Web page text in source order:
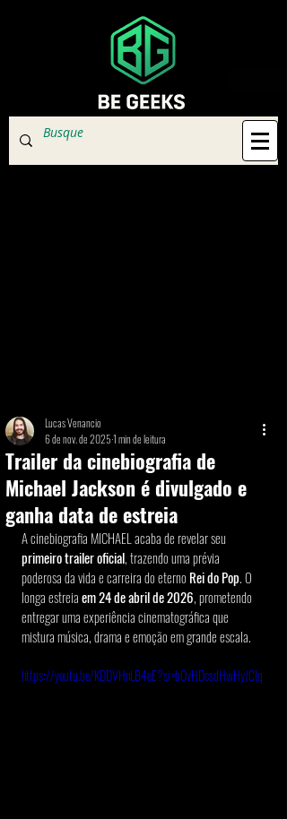
Trailer da cinebiografia de
Michael Jackson é divulgado e
ganha data de estreia
Lucas Venancio
6 de nov. de 20251 min de leitura
A cinebiografia MICHAEL acaba de revelar seu
primeiro trailer oficial, trazendo uma prévia
poderosa da vida e carreira do eterno Rei do Pop. O
longa estreia em 24 de abril de 2026, prometendo
entregar uma experiência cinematográfica que
mistura música, drama e emoção em grande escala.
https://youtu.be/KDDVHnLB4eE?si=bOvHDcsdHwHyJCIq